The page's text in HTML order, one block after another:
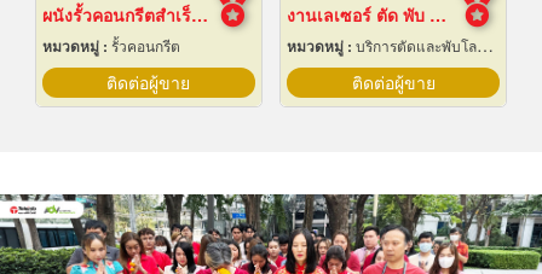
ผนังรั้วคอนกรีตสำเร็จรูป
หมวดหมู่ : รั้วคอนกรีต
ติดต่อผู้ขาย
งานเลเซอร์ ตัด พับ ม้วนโลหะ นครปฐม
หมวดหมู่ : บริการตัดและพับโลหะด้วยเลเซอร์
ติดต่อผู้ขาย